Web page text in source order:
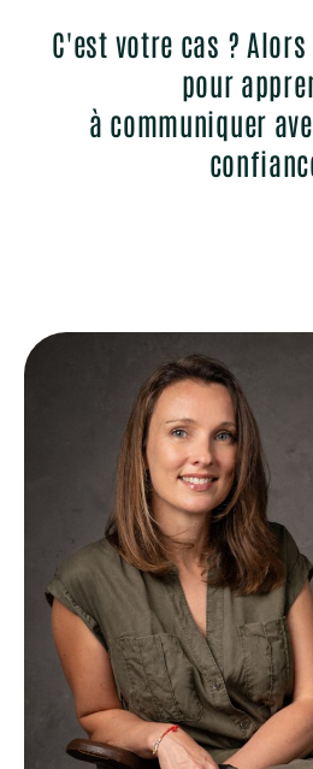
C'est votre cas ?
pour
à communiquer